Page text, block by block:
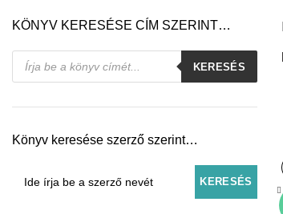
KÖNYV KERESÉSE CÍM SZERINT…
Products
search
KERESÉS
Könyv keresése szerző szerint…